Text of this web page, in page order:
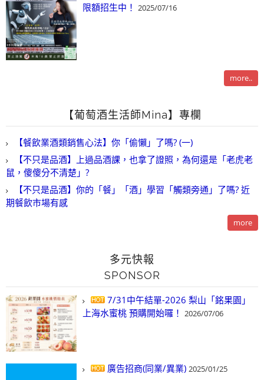
限額招生中！ 2025/07/16
more..
【葡萄酒生活師Mina】專欄
【餐飲業酒類銷售心法】你「偷懶」了嗎? (一)
【不只是品酒】上過品酒課，也拿了證照，為何還是「老虎老
鼠，傻傻分不清楚」?
【不只是品酒】你的「餐」「酒」學習「觸類旁通」了嗎? 近
期餐飲市場有感
more
多元快報
SPONSOR
7/31中午結單-2026 梨山「銘果園」
上海水蜜桃 預購開始囉！ 2026/07/06
廣告招商(同業/異業) 2025/01/25